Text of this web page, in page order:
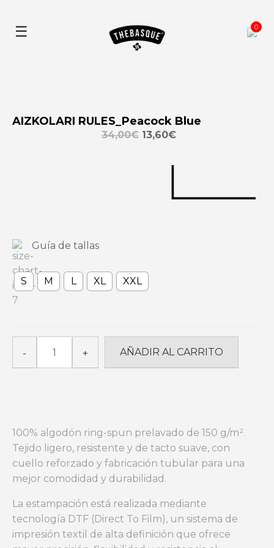
content
☰ 0
AIZKOLARI RULES_Peacock Blue
34,00€ 13,60€
Guía de tallas
S M L XL XXL
-
RULES_Peacock
+ AÑADIR AL CARRITO
100% algodón ring-spun prelavado de 150 g/m².
Tejido ligero, resistente y de tacto suave, con
cuello reforzado y fabricación tubular para una
mejor comodidad y durabilidad.
La estampación está realizada mediante
tecnología DTF (Direct To Film), un sistema de
impresión textil de alta definición que ofrece